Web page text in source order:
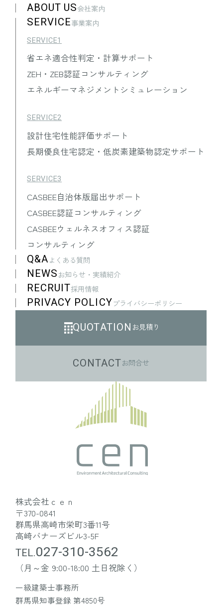
ABOUT US会社案内
SERVICE事業案内
SERVICE1
省エネ適合性判定・計算サポート
ZEH・ZEB認証コンサルティング
エネルギーマネジメントシミュレーション
SERVICE2
設計住宅性能評価サポート
長期優良住宅認定・低炭素建築物認定サポート
SERVICE3
CASBEE自治体版届出サポート
CASBEE認証コンサルティング
CASBEEウェルネスオフィス認証
コンサルティング
Q&Aよくある質問
NEWSお知らせ・実績紹介
RECRUIT採用情報
PRIVACY POLICYプライバシーポリシー
QUOTATION お見積り
CONTACTお問合せ
株式会社ｃｅｎ
〒370-0841
群馬県高崎市栄町3番11号
高崎バナーズビル3-5F
TEL.027-310-3562
（月～金 9:00-18:00 土日祝除く）
一級建築士事務所
群馬県知事登録 第4850号